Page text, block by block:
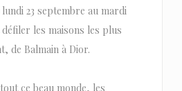
23 septembre au mardi
les maisons les plus
de Balmain à Dior.
ce beau monde, les